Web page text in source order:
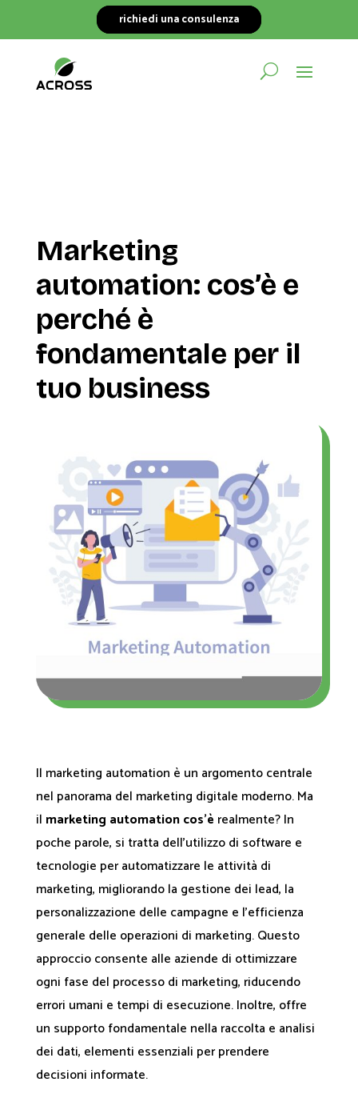
richiedi una consulenza
Marketing
automation: cos’è e
perché è
fondamentale per il
tuo business
Il marketing automation è un argomento centrale
nel panorama del marketing digitale moderno. Ma
il marketing automation cos'è realmente? In
poche parole, si tratta dell’utilizzo di software e
tecnologie per automatizzare le attività di
marketing, migliorando la gestione dei lead, la
personalizzazione delle campagne e l’efficienza
generale delle operazioni di marketing. Questo
approccio consente alle aziende di ottimizzare
ogni fase del processo di marketing, riducendo
errori umani e tempi di esecuzione. Inoltre, offre
un supporto fondamentale nella raccolta e analisi
dei dati, elementi essenziali per prendere
decisioni informate.